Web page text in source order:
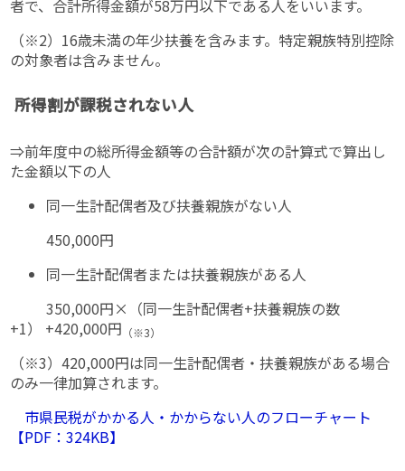
者で、合計所得金額が58万円以下である人をいいます。
（※2）16歳未満の年少扶養を含みます。特定親族特別控除
の対象者は含みません。
所得割が課税されない人
⇒前年度中の総所得金額等の合計額が次の計算式で算出し
た金額以下の人
同一生計配偶者及び扶養親族がない人
450,000円
同一生計配偶者または扶養親族がある人
350,000円×（同一生計配偶者+扶養親族の数
+1） +420,000円 （※3）
（※3）420,000円は同一生計配偶者・扶養親族がある場合
のみ一律加算されます。
市県民税がかかる人・かからない人のフローチャート
【PDF：324KB】